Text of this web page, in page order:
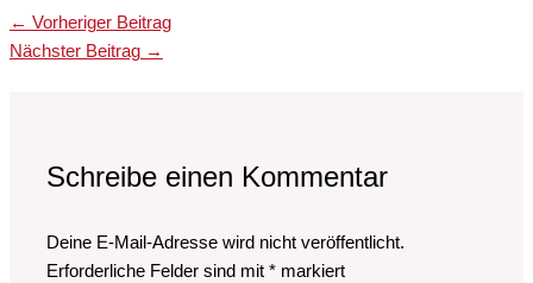
← Vorheriger Beitrag
Nächster Beitrag →
Schreibe einen Kommentar
Deine E-Mail-Adresse wird nicht veröffentlicht.
Erforderliche Felder sind mit* markiert